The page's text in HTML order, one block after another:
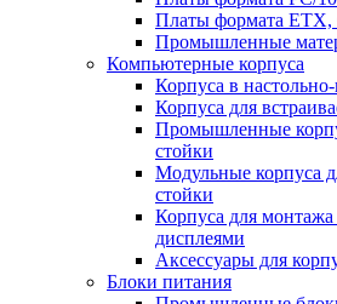
Платы формата ETX,
Промышленные
Компьютерные корпуса
Корпуса в
Корпуса для
Промышленные
стойки
Модульные корпуса
стойки
Корпуса для
дисплеями
Аксессуары для
Блоки питания